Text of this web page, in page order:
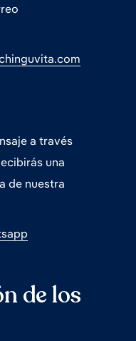
a través
una
de nuestra
de los